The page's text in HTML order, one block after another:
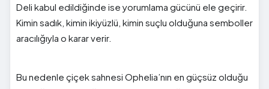
Deli kabul edildiğinde ise yorumlama gücünü ele geçirir.
Kimin sadık, kimin ikiyüzlü, kimin suçlu olduğuna semboller
aracılığıyla o karar verir.
Bu nedenle çiçek sahnesi Ophelia’nın en güçsüz olduğu